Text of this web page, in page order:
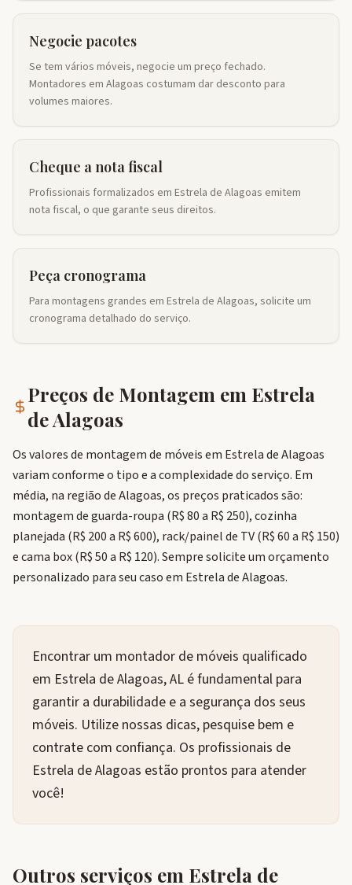
Negocie pacotes
Se tem vários móveis, negocie um preço fechado.
Montadores em Alagoas costumam dar desconto para
volumes maiores.
Cheque a nota fiscal
Profissionais formalizados em Estrela de Alagoas emitem
nota fiscal, o que garante seus direitos.
Peça cronograma
Para montagens grandes em Estrela de Alagoas, solicite um
cronograma detalhado do serviço.
Preços de Montagem em Estrela
de Alagoas
Os valores de montagem de móveis em Estrela de Alagoas
variam conforme o tipo e a complexidade do serviço. Em
média, na região de Alagoas, os preços praticados são:
montagem de guarda-roupa (R$ 80 a R$ 250), cozinha
planejada (R$ 200 a R$ 600), rack/painel de TV (R$ 60 a R$ 150)
e cama box (R$ 50 a R$ 120). Sempre solicite um orçamento
personalizado para seu caso em Estrela de Alagoas.
Encontrar um montador de móveis qualificado
em Estrela de Alagoas, AL é fundamental para
garantir a durabilidade e a segurança dos seus
móveis. Utilize nossas dicas, pesquise bem e
contrate com confiança. Os profissionais de
Estrela de Alagoas estão prontos para atender
você!
Outros serviços em Estrela de